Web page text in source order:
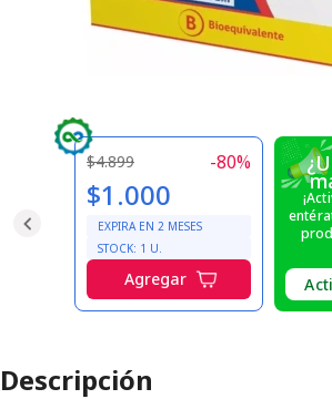
$4.899 -80%
$1.000
EXPIRA EN 2 MESES
STOCK: 1 U.
Agregar
Descripción